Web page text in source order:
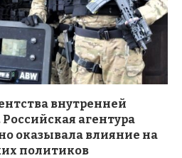
внутренней
агентура
оказывала влияние на
политиков